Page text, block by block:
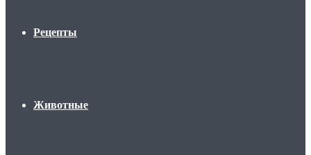
Рецепты
Животные